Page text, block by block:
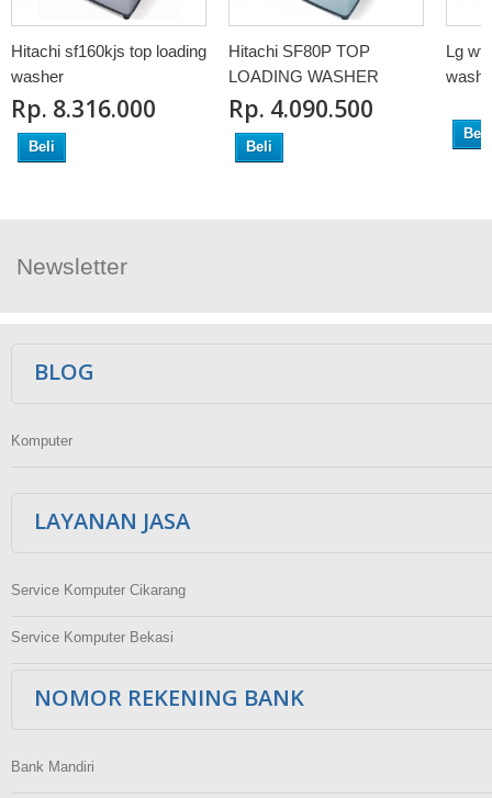
Hitachi sf160kjs top loading
washer
Rp‎. 8.316.000
Beli
Hitachi SF80P TOP
LOADING WASHER
Rp‎. 4.090.500
Beli
Lg
Beli
Newsletter
BLOG
Komputer
LAYANAN JASA
Service Komputer Cikarang
Service Komputer Bekasi
NOMOR REKENING BANK
Bank Mandiri